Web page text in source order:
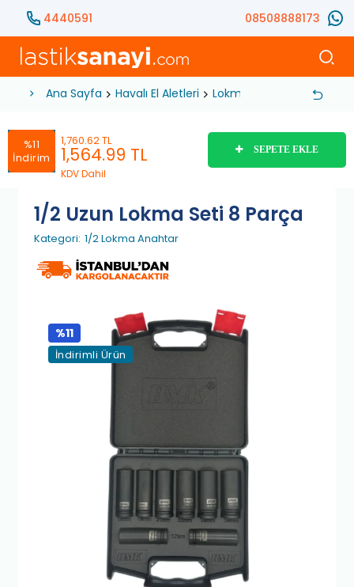
4440591 08508888173
Ana Sayfa Havalı El Aletleri Lokma Anahtar 1/2
%11
İndirim
1,760.62 TL
1,564.99 TL
KDV Dahil
SEPETE EKLE
1/2 Uzun Lokma Seti 8 Parça
Kategori: 1/2 Lokma Anahtar
%11
İndirimli Ürün